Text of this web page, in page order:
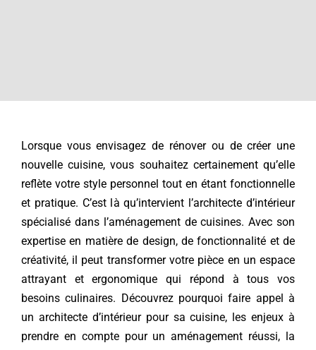
Lorsque vous envisagez de rénover ou de créer une
nouvelle cuisine, vous souhaitez certainement qu’elle
reflète votre style personnel tout en étant fonctionnelle
et pratique. C’est là qu’intervient l’architecte d’intérieur
spécialisé dans l’aménagement de cuisines. Avec son
expertise en matière de design, de fonctionnalité et de
créativité, il peut transformer votre pièce en un espace
attrayant et ergonomique qui répond à tous vos
besoins culinaires. Découvrez pourquoi faire appel à
un architecte d’intérieur pour sa cuisine, les enjeux à
prendre en compte pour un aménagement réussi, la